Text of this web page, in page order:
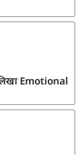
Emotional